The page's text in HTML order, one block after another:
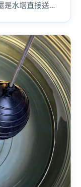
是水塔直接送來